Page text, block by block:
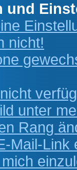
und
nicht!
unter
Rang
Mail-